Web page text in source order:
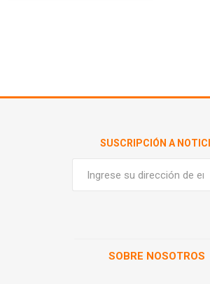
SUSCRIPCIÓN A
SOBRE NOSOTROS